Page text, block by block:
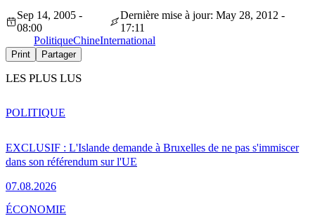
Sep 14, 2005 -
08:00
Dernière mise à jour: May 28, 2012 -
17:11
PolitiqueChineInternational
Print Partager
LES PLUS LUS
EXCLUSIF : L'Islande demande à Bruxelles de ne pas s'immiscer
dans son référendum sur l'UE
07.08.2026
POLITIQUE
ÉCONOMIE